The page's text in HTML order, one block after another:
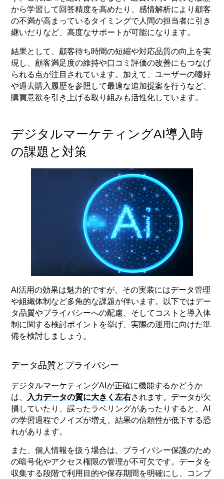
から学習して回答精度を高めたり、感情解析により顧客
の不満が高まっているタイミングで人間の担当者に引き
継いだりなど、高度なサポートが可能になります。
結果として、顧客待ち時間の短縮や対応品質の向上を実
現し、顧客満足度の維持や口コミ評価の改善にもつなげ
られる点が注目されています。加えて、ユーザーの嗜好
や過去購入履歴を参照して最適な追加提案を行うなど、
購買意欲を引き上げる取り組みも活性化しています。
デジタルマーケティングAI導入時
の課題と対策
AI活用の効果は魅力的ですが、その実装にはデータ管理
や組織体制など多角的な課題が伴います。以下ではデー
タ品質やプライバシーへの配慮、そしてコストと導入体
制に関する検討ポイントを挙げ、実際の運用に向けた準
備を検討しましょう。
データ品質とプライバシー
デジタルマーケティングAIが正確に機能するかどうか
は、
入力データの質に大きく左右されます。データが欠
損していたり、誤ったラベリングがあったりすると、AI
の学習過程でノイズが増え、結果の信頼性が低下する恐
れがあります。
また、個人情報を扱う場合は、プライバシー保護のため
の暗号化やアクセス権限の管理が不可欠です。データを
収集する段階で利用目的や保存期間を明確にし、コンプ